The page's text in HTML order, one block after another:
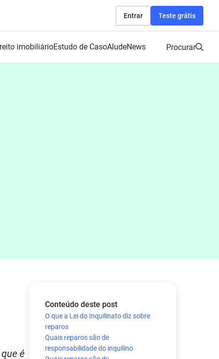
Entrar Teste grátis
imobiliárioEstudo de CasoAludeNews Procurar
é
Conteúdo deste post
O que a Lei do Inquilinato diz sobre
reparos
Quais reparos são de
responsabilidade do inquilino